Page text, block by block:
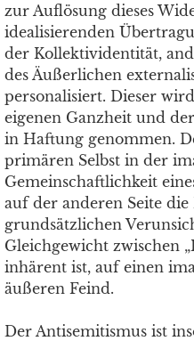
zur Auflösung dieses
idealisierenden
der Kollektividentität,
des Äußerlichen
personalisiert. Dieser
eigenen Ganzheit und
in Haftung genommen.
primären Selbst in der
Gemeinschaftlichkeit
auf der anderen Seite
grundsätzlichen
Gleichgewicht zwischen
inhärent ist, auf einen
äußeren Feind.
Der Antisemitismus ist